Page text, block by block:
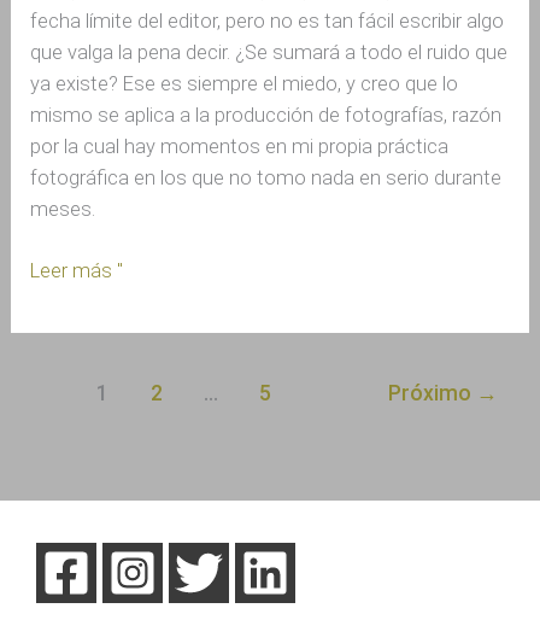
fecha límite del editor, pero no es tan fácil escribir algo
que valga la pena decir. ¿Se sumará a todo el ruido que
ya existe? Ese es siempre el miedo, y creo que lo
mismo se aplica a la producción de fotografías, razón
por la cual hay momentos en mi propia práctica
fotográfica en los que no tomo nada en serio durante
meses.
Leer más "
1 2 … 5 Próximo →